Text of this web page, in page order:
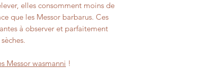
elles consomment moins de
que les Messor barbarus. Ces
à observer et parfaitement
Messor wasmanni !